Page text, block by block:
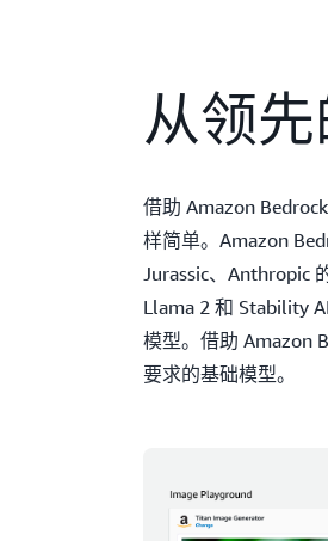
从领
借助 Amazon
样简单。Amazon
Jurassic、Anthropic
Llama 2 和 Stability
模型。借助 Amazon
要求的基础模型。